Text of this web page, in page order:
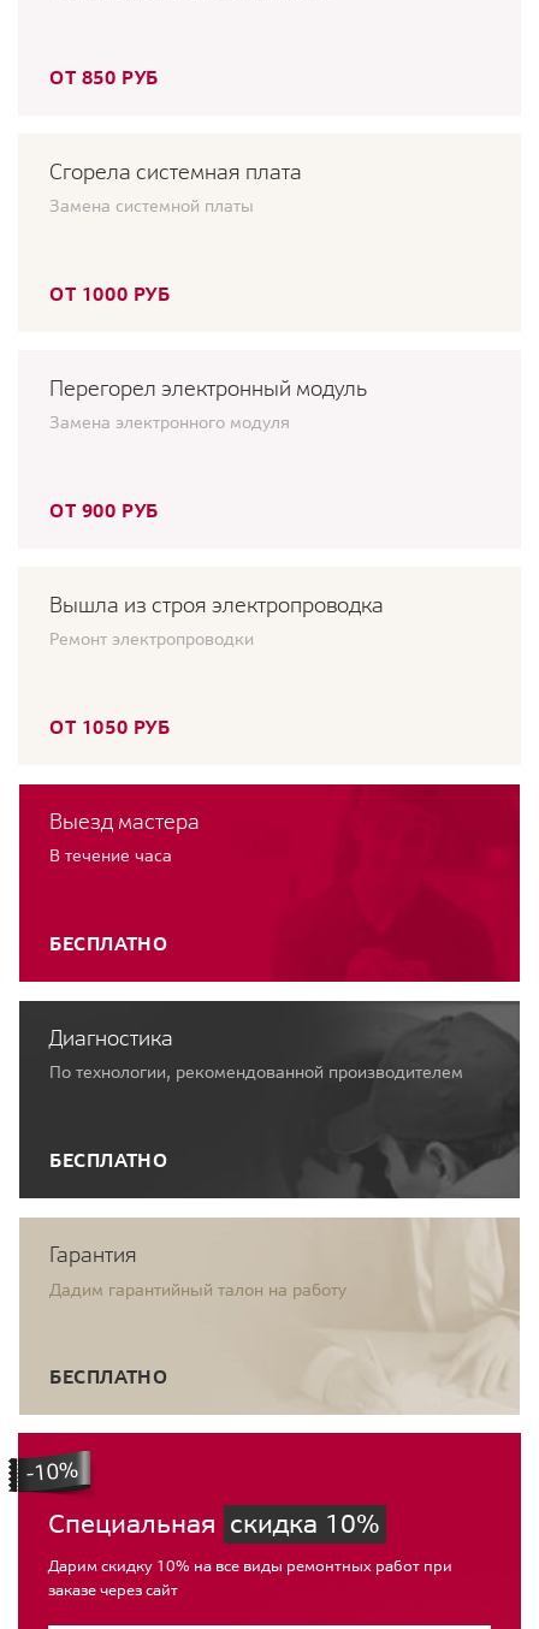
ОТ 850 РУБ
Сгорела системная плата
Замена системной платы
ОТ 1000 РУБ
Перегорел электронный модуль
Замена электронного модуля
ОТ 900 РУБ
Вышла из строя электропроводка
Ремонт электропроводки
ОТ 1050 РУБ
Выезд мастера
В течение часа
БЕСПЛАТНО
Диагностика
По технологии, рекомендованной производителем
БЕСПЛАТНО
Гарантия
Дадим гарантийный талон на работу
БЕСПЛАТНО
Специальная скидка 10%
Дарим скидку 10% на все виды ремонтных работ при
заказе через сайт